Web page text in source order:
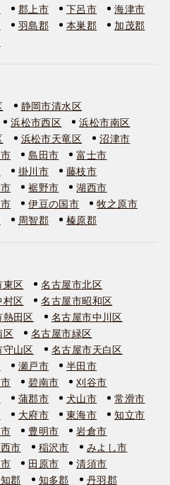
郡上市 下呂市
海津市
羽島郡 本巣郡
加茂郡
静岡市清水区
浜松市西区
浜松市南区
浜松市天竜区
沼津市
島田市
富士市
掛川市
藤枝市
裾野市
湖西市
伊豆の国市
牧之原市
周智郡 榛原郡
東区
名古屋市北区
村区
名古屋市昭和区
熱田区
名古屋市中川区
区
名古屋市緑区
守山区
名古屋市天白区
瀬戸市
半田市
碧南市
刈谷市
蒲郡市 犬山市
常滑市
大府市 東海市
知立市
豊明市
岩倉市
市 稲沢市
みよし市
田原市
清須市
郡 知多郡
丹羽郡